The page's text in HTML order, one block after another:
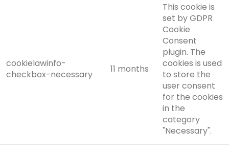
cookielawinfo-
checkbox-necessary
11 months
This cookie is
set by GDPR
Cookie
Consent
plugin. The
cookies is used
to store the
user consent
for the cookies
in the
category
"Necessary".